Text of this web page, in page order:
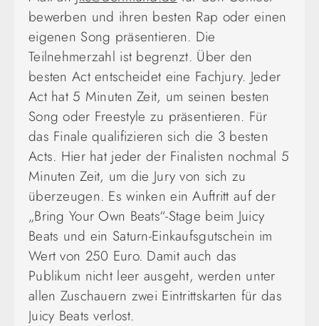
bewerben und ihren besten Rap oder einen
eigenen Song präsentieren. Die
Teilnehmerzahl ist begrenzt. Über den
besten Act entscheidet eine Fachjury. Jeder
Act hat 5 Minuten Zeit, um seinen besten
Song oder Freestyle zu präsentieren. Für
das Finale qualifizieren sich die 3 besten
Acts. Hier hat jeder der Finalisten nochmal 5
Minuten Zeit, um die Jury von sich zu
überzeugen. Es winken ein Auftritt auf der
„Bring Your Own Beats“-Stage beim Juicy
Beats und ein Saturn-Einkaufsgutschein im
Wert von 250 Euro. Damit auch das
Publikum nicht leer ausgeht, werden unter
allen Zuschauern zwei Eintrittskarten für das
Juicy Beats verlost.